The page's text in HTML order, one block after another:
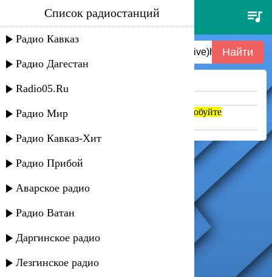
afric simone - todo pasara, maria
2012 (live)htnhj
Список радиостанций
Радио Кавказ
Радио Дагестан
Radio05.Ru
Радио Мир
Радио Кавказ-Хит
Радио Прибой
Аварское радио
Радио Ватан
Даргинское радио
Лезгинское радио
Ничего не найдено =(
Если название написано транслитом, попробуйте
поменять на русский. abc => абц